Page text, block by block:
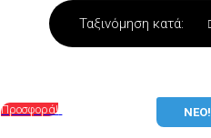
Προσφορά! ΝΕΟ!